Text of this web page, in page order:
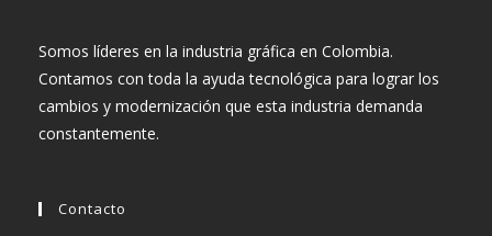
Somos líderes en la industria gráfica en Colombia.
Contamos con toda la ayuda tecnológica para lograr los
cambios y modernización que esta industria demanda
constantemente.
Contacto